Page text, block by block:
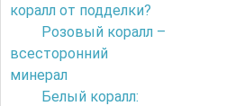
коралл от подделки?
Розовый коралл –
всесторонний
минерал
Белый коралл: